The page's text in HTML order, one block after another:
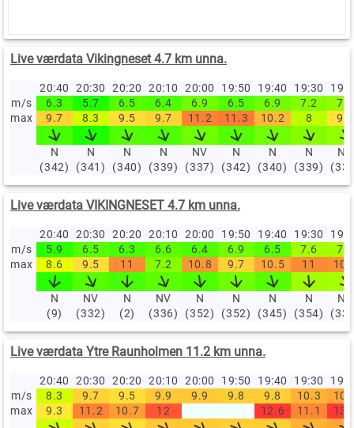
Live værdata Vikingneset 4.7 km unna.
20:40 20:30 20:20 20:10 20:00 19:50 19:40 19:30
m/s
6.3 5.7 6.5 6.4 6.9 6.5 6.9 7.2
7.4
max
9.7 8.3 9.5 9.7 11.2 11.3 10.2 8 9.4
N
(342)
N
(341)
N
(340)
N
(339)
NV
(337)
N
(342)
N
(340)
N
(339)
NV
Live værdata VIKINGNESET 4.7 km unna.
20:40 20:30 20:20 20:10 20:00 19:50 19:40 19:30
m/s
5.9 6.5 6.3 6.6 6.4 6.9 6.5 7.6
7.7
max
8.6 9.5 11 7.2 10.8 9.7 10.5 11
N
(9)
NV
(332)
N
(2)
NV
(336)
N
(352)
N
(352)
N
(345)
N
(354)
NV
Live værdata Ytre Raunholmen 11.2 km unna.
20:40 20:30 20:20 20:10 20:00 19:50 19:40 19:30
m/s
8.3 9.7 9.5 9.9 9.9 9.8 9.8 10.3
max
9.3 11.2 10.7 12 12.6 11.1